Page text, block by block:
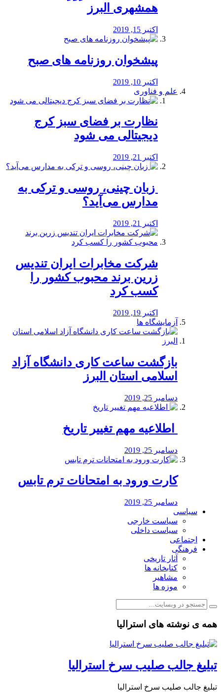
همشهری البرز
اکتبر 15, 2019
پیشخوان روزنامه های صبح
اکتبر 10, 2019
علم و فناوری
نظارت بر فضای سبز کرج
دیجیتالی می شود
اکتبر 21, 2019
️ زبان چینی، روسی و ترکی به
مدارس می‌آید؟
اکتبر 21, 2019
شرکت مخابرات ایران تندیس
زرین برند محبوب کشور را
کسب کرد
اکتبر 19, 2019
آزمایشگاه ها
بازگشت ساعت کاری دانشگاه آزاد
اسلامی استان البرز
دسامبر 25, 2019
️ اطلاعیه مهم تغییر تاریخ
دسامبر 25, 2019
کارت ورود به امتحانات ترم تابس
دسامبر 25, 2019
سیاسی
سیاست خارجی
سیاست داخلی
اجتماعی
فرهنگی
آثار تاریخی
کتابخانه ها
مشاهیر
موزه ها
همه ی نوشته های استرالیا
تبلیغ جالب صلیب سرخ استرالیا
تبلیغ جالب صلیب سرخ استرالیا